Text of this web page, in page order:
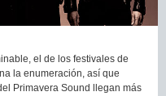
el de los festivales de
la enumeración, así que
Primavera Sound llegan más